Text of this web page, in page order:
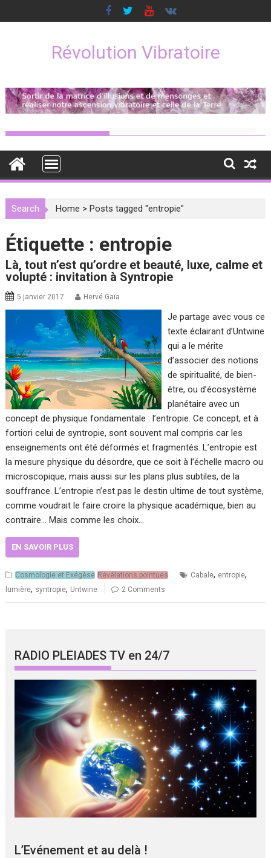
to
Révolution Vibratoire
Search Home >Posts tagged "entropie"
Étiquette : entropie
Là, tout n’est qu’ordre et beauté, luxe, calme et
volupté : invitation à Syntropie
5 janvier 2017 Hervé Gaïa
Je partage avec vous ce
texte éclairant d’Untwine
qui a le mérite
d’associer des notions
de spiritualité, de bien-
être, ou d’écosystème
planétaire avec un
concept de physique fondamentale : l’entropie. Ce concept, et à
fortiori celui de syntropie, sont souvent mal compris car les
enseignements ont été déformés et fragmentés. L’entropie est
la mesure physique du désordre, que ce soit à l’échelle macro ou
microscopique, mais aussi sur les plans plus subtiles, de la
souffrance. L’entropie n’est pas le destin ultime de tout système,
comme voudrait le faire croire la physique académique, bien au
contraire… Mais comme les choix…
EN SAVOIR PLUS
Cosmologie et Exégèse Révélations pointues Cabale, entropie,
lumière, syntropie, Untwine 2 Comments
RADIO PLEIADES TV en 24/7
L’Evénement et au delà !